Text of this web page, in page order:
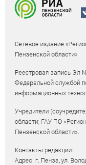
Сетевое издание
Пензенской области»
Реестровая запись Эл
Федеральной службой
информационных
Учредители
области; ГАУ ПО
Пензенской области».
Контакты редакции:
Адрес: г. Пенза, ул.